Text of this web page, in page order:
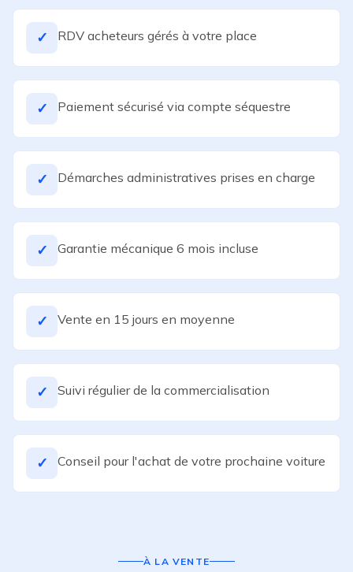
✓ RDV acheteurs gérés à votre place
✓ Paiement sécurisé via compte séquestre
✓ Démarches administratives prises en charge
✓ Garantie mécanique 6 mois incluse
✓ Vente en 15 jours en moyenne
✓ Suivi régulier de la commercialisation
✓ Conseil pour l'achat de votre prochaine voiture
À LA VENTE